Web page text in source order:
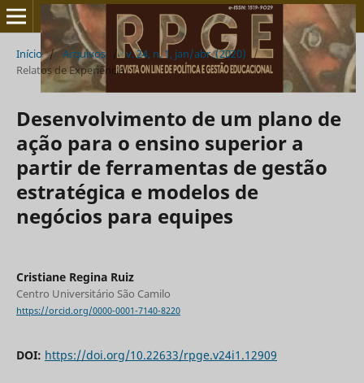
Início / Arquivos / v. 24, n. 1, jan/abr. (2020) /
Relatos de Experiência
Desenvolvimento de um plano de
ação para o ensino superior a
partir de ferramentas de gestão
estratégica e modelos de
negócios para equipes
Cristiane Regina Ruiz
Centro Universitário São Camilo
https://orcid.org/0000-0001-7140-8220
DOI: https://doi.org/10.22633/rpge.v24i1.12909